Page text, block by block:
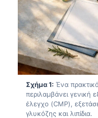
Σχήμα 1: Ένα
περιλαμβάνει γενική
έλεγχο (CMP),
γλυκόζης και λιπίδια.